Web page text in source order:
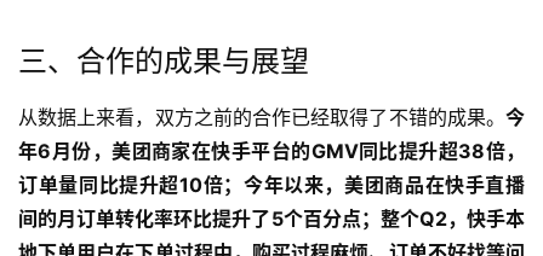
三、合作的成果与展望
从数据上来看，双方之前的合作已经取得了不错的成果。 今
年6月份，美团商家在快手平台的GMV同比提升超38倍，
订单量同比提升超10倍；今年以来，美团商品在快手直播
间的月订单转化率环比提升了5个百分点；整个Q2，快手本